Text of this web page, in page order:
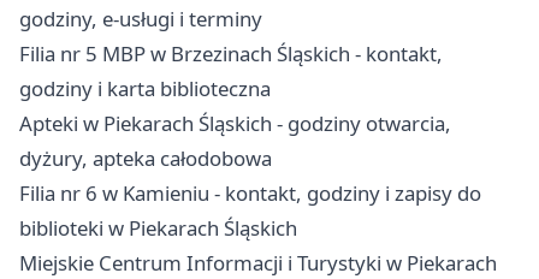
godziny, e-usługi i terminy
Filia nr 5 MBP w Brzezinach Śląskich - kontakt,
godziny i karta biblioteczna
Apteki w Piekarach Śląskich - godziny otwarcia,
dyżury, apteka całodobowa
Filia nr 6 w Kamieniu - kontakt, godziny i zapisy do
biblioteki w Piekarach Śląskich
Miejskie Centrum Informacji i Turystyki w Piekarach